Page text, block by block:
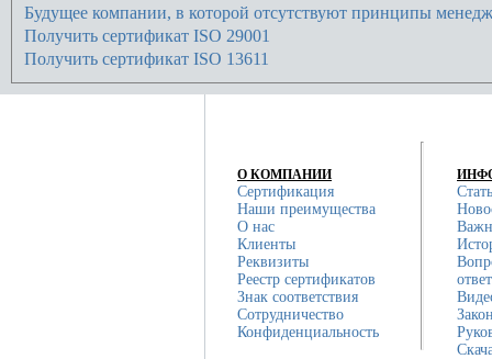
Будущее компании, в которой отсутствуют принципы
Получить сертификат ISO 29001
Получить сертификат ISO 13611
О КОМПАНИИ
Сертификация
Наши преимущества
О нас
Клиенты
Реквизиты
Реестр сертификатов
Знак соответствия
Сотрудничество
Конфиденциальность